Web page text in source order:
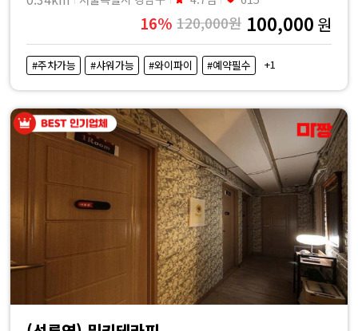
16% 120,000원 100,000 원
#주차가능 #샤워가능 #와이파이 #예약필수 +1